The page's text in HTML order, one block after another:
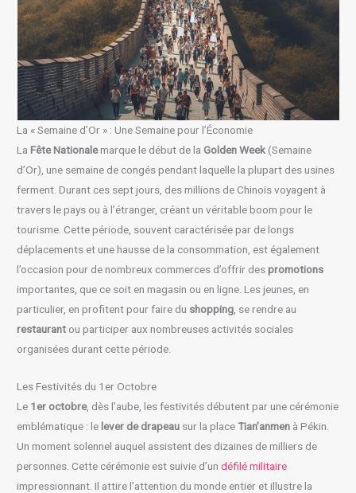
La « Semaine d’Or » : Une Semaine pour l’Économie
LaFête Nationalemarque le début de laGolden Week (Semaine
d’Or), une semaine de congés pendant laquelle la plupart des usines
ferment. Durant ces sept jours, des millions de Chinois voyagent à
travers le pays ou à l’étranger, créant un véritable boom pour le
tourisme. Cette période, souvent caractérisée par de longs
déplacements et une hausse de la consommation, est également
l’occasion pour de nombreux commerces d’offrir despromotions
importantes, que ce soit en magasin ou en ligne. Les jeunes, en
particulier, en profitent pour faire du shopping , se rendre au
restaurant ou participer aux nombreuses activités sociales
organisées durant cette période.
Les Festivités du 1er Octobre
Le 1er octobre, dès l’aube, les festivités débutent par une cérémonie
emblématique : le lever de drapeau sur la placeTian’anmen à Pékin.
Un moment solennel auquel assistent des dizaines de milliers de
personnes. Cette cérémonie est suivie d’undéfilé militaire
impressionnant. Il attire l’attention du monde entier et illustre la